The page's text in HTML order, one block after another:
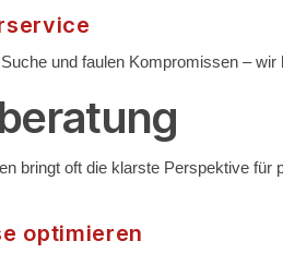
und faulen Kompromissen –
bringt oft die klarste Perspektive
optimieren